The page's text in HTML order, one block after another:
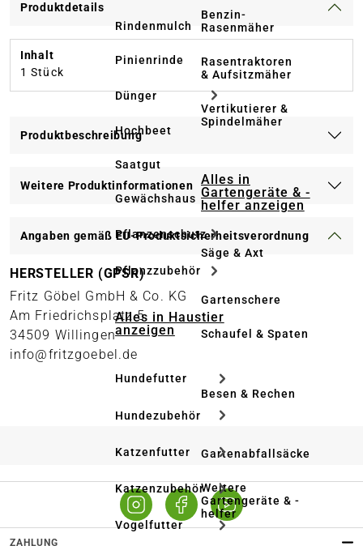
Rindenmulch
Pinienrinde
Dünger
Hochbeet
Saatgut
Gewächshaus
Pflanzenschutz
Pflanzzubehör
Alles in Haustier
anzeigen
Hundefutter
Hundezubehör
Katzenfutter
Katzenzubehör
Vogelfutter
Benzin-
Rasenmäher
Rasentraktoren
& Aufsitzmäher
Vertikutierer &
Spindelmäher
Alles in
Gartengeräte & -
helfer anzeigen
Säge & Axt
Gartenschere
Schaufel & Spaten
Besen & Rechen
Gartenabfallsäcke
Weitere
Gartengeräte & -
helfer
Produktdetails
Inhalt
1 Stück
Produktbeschreibung
Weitere Produktinformationen
Angaben gemäß EU-Produktsicherheitsverordnung
HERSTELLER (GPSR)
Fritz Göbel GmbH & Co. KG
Am Friedrichsplatz 5
34509 Willingen
info@fritzgoebel.de
ZAHLUNG